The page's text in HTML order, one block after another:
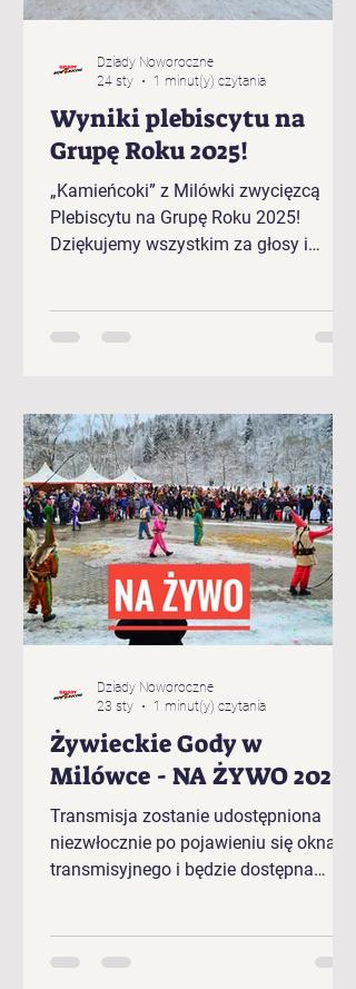
Wyniki plebiscytu na
Grupę Roku 2025!
„Kamieńcoki” z Milówki zwycięzcą
Plebiscytu na Grupę Roku 2025!
Dziękujemy wszystkim za głosy i
Dziady Noworoczne
24 sty
1 minut(y) czytania
Żywieckie Gody w
Milówce - NA ŻYWO 2026
Transmisja zostanie udostępniona
niezwłocznie po pojawieniu się okna
transmisyjnego i będzie dostępna
Dziady Noworoczne
23 sty
1 minut(y) czytania